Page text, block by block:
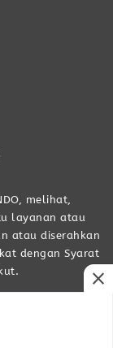
melihat,
layanan atau
atau diserahkan
dengan Syarat
close